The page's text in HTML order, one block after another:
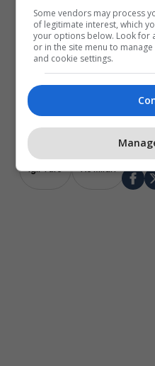
Igli Tare Ac Milan
Some vendors may process
of legitimate interest, which
your options below. Look for
or in the site menu to
and cookie settings.